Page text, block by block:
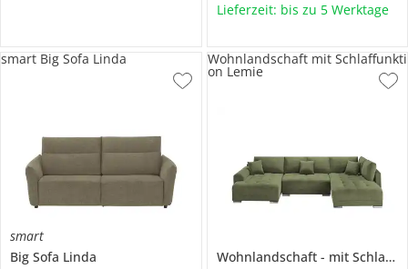
Lieferzeit: bis zu 5 Werktage
smart
Big Sofa Linda
smart Big Sofa Linda
Wohnlandschaft
mit Schlaffunktion
Wohnlandschaft mit Schlaffunkti
on Lemie